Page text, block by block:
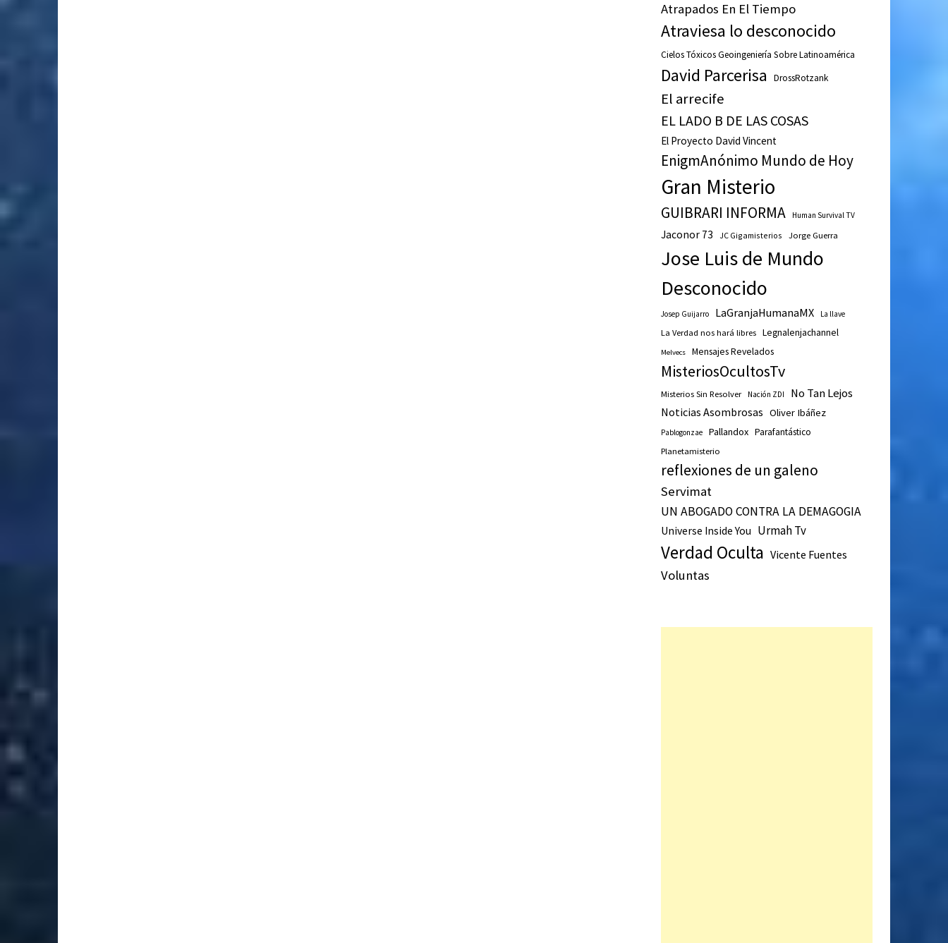
Atrapados En El Tiempo
Atraviesa lo desconocido
Cielos Tóxicos Geoingeniería Sobre Latinoamérica
David Parcerisa DrossRotzank
El arrecife
EL LADO B DE LAS COSAS
El Proyecto David Vincent
EnigmAnónimo Mundo de Hoy
Gran Misterio
GUIBRARI INFORMA Human Survival TV
Jaconor 73 JC Gigamisterios Jorge Guerra
Jose Luis de Mundo
Desconocido
Josep Guijarro LaGranjaHumanaMX La llave
La Verdad nos hará libres Legnalenjachannel
Melvecs Mensajes Revelados
MisteriosOcultosTv
Misterios Sin Resolver Nación ZDI No Tan Lejos
Noticias Asombrosas Oliver Ibáñez
Pablogonzae Pallandox Parafantástico
Planetamisterio
reflexiones de un galeno
Servimat
UN ABOGADO CONTRA LA DEMAGOGIA
Universe Inside You Urmah Tv
Verdad Oculta Vicente Fuentes
Voluntas